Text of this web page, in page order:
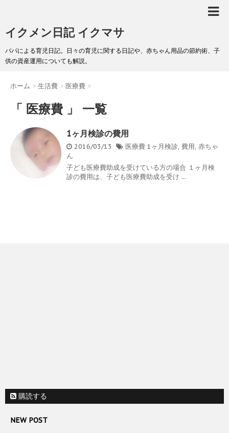
イクメン日記 イクマサ
パパによる育児日記。日々の育児に関する日記や、赤ちゃん用品の節約術、子
供の資産運用についても解説。
ホーム > 生活費 > 医療費 >
「 医療費 」 一覧
1ヶ月検診の費用
2016/03/13 医療費 1ヶ月検診, 費用, 赤ちゃ
ん
子ども医療費助成を受けている方の場合 １ヶ月検
診の費用は、子ども医療費助成を受け ...
購読する
NEW POST